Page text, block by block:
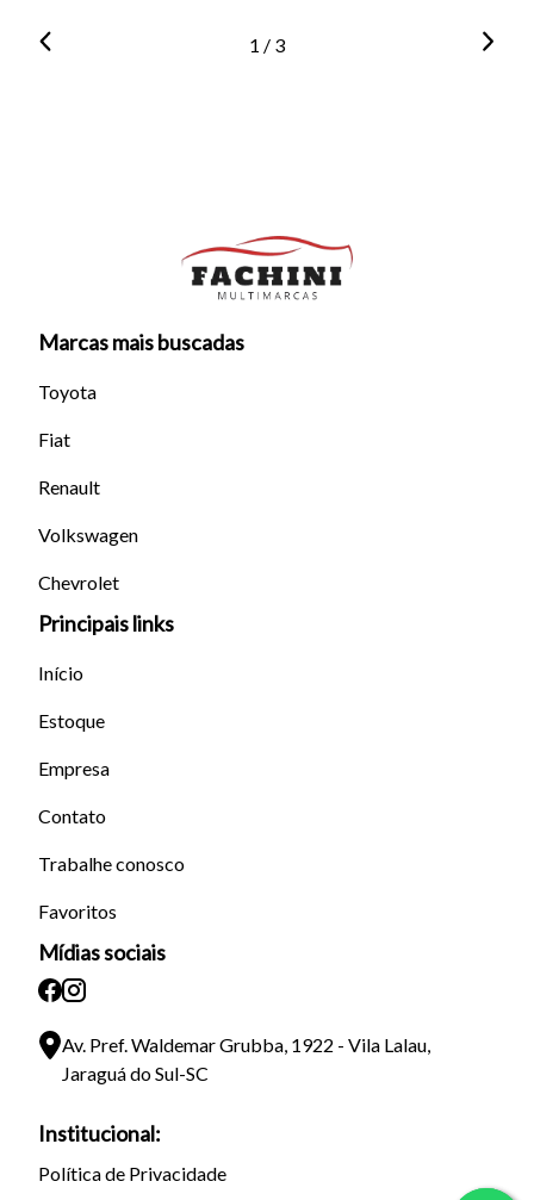
1 / 3
Marcas mais buscadas
Toyota
Fiat
Renault
Volkswagen
Chevrolet
Principais links
Início
Estoque
Empresa
Contato
Trabalhe conosco
Favoritos
Mídias sociais
Av. Pref. Waldemar Grubba, 1922 - Vila Lalau,
Jaraguá do Sul-SC
Institucional:
Política de Privacidade